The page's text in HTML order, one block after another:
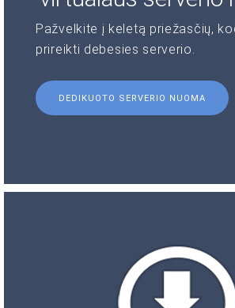
Pažvelkite į keletą priežasčių,
prireikti debesies serverio.
DEDIKUOTO SERVERIO NUOMA